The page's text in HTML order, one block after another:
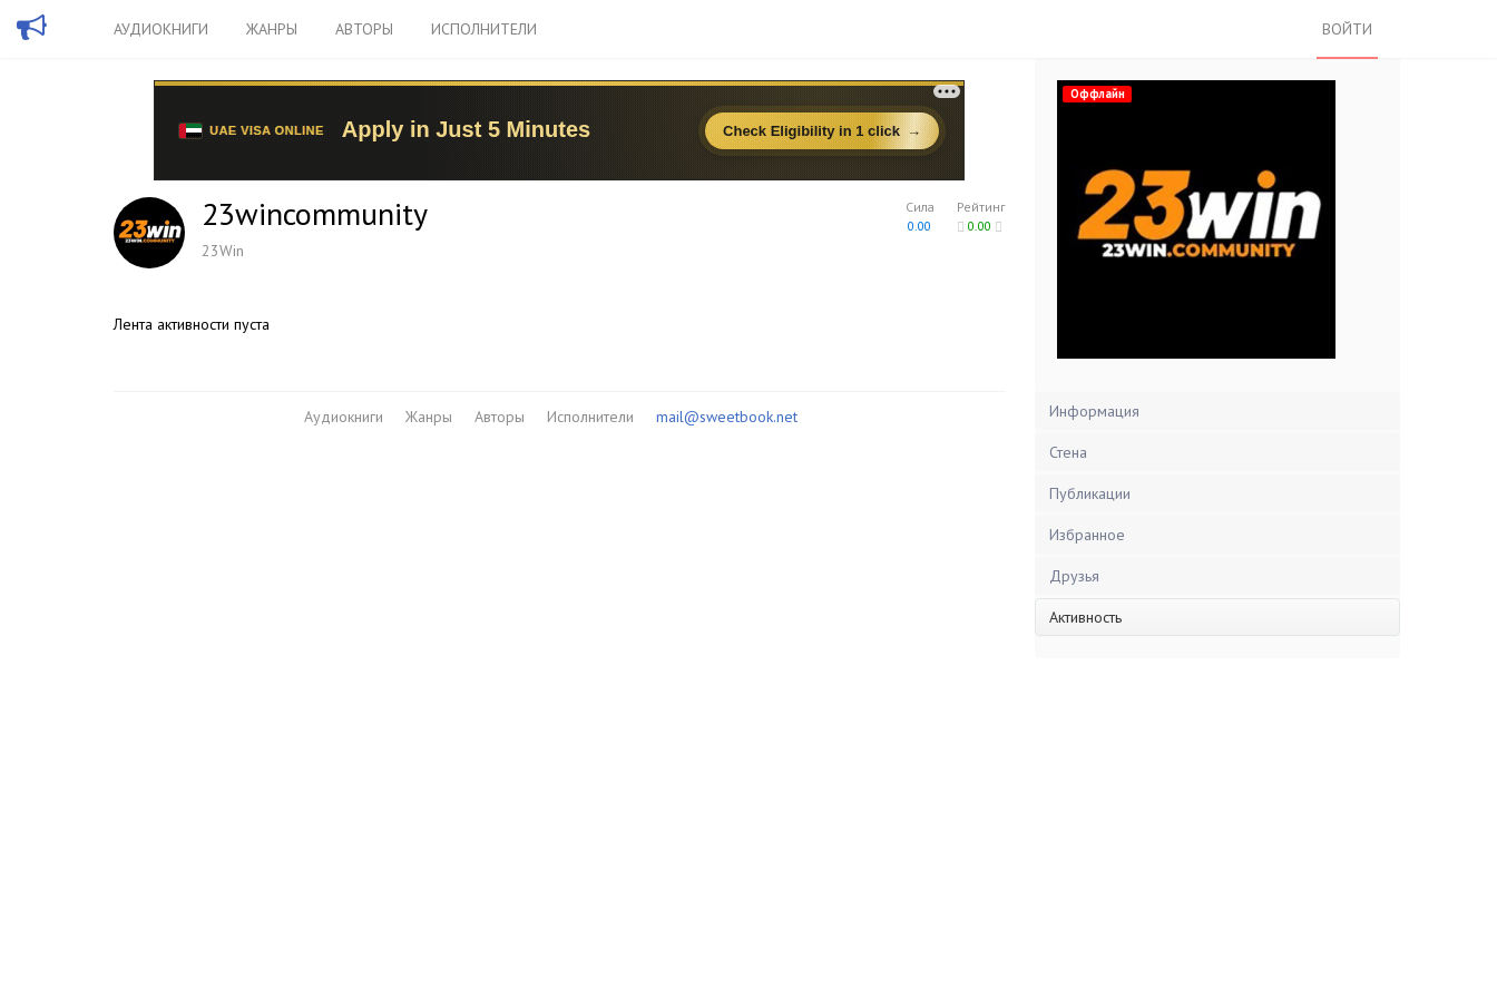
АУДИОКНИГИ ЖАНРЫ АВТОРЫ ИСПОЛНИТЕЛИ ВОЙТИ
Рейтинг
0.00
Сила
0.00
23wincommunity
23Win
Лента активности пуста
Аудиокниги Жанры Авторы Исполнители mail@sweetbook.net
Оффлайн
Информация
Стена
Публикации
Избранное
Друзья
Активность